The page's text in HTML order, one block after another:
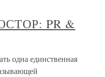
PR &
одна единственная